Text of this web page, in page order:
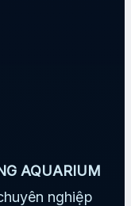
AQUARIUM
nghiệp